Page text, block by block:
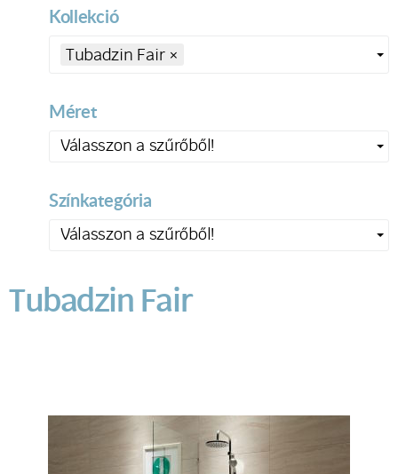
Kollekció
Tubadzin Fair ×
Méret
Válasszon a szűrőből!
Színkategória
Válasszon a szűrőből!
Tubadzin Fair